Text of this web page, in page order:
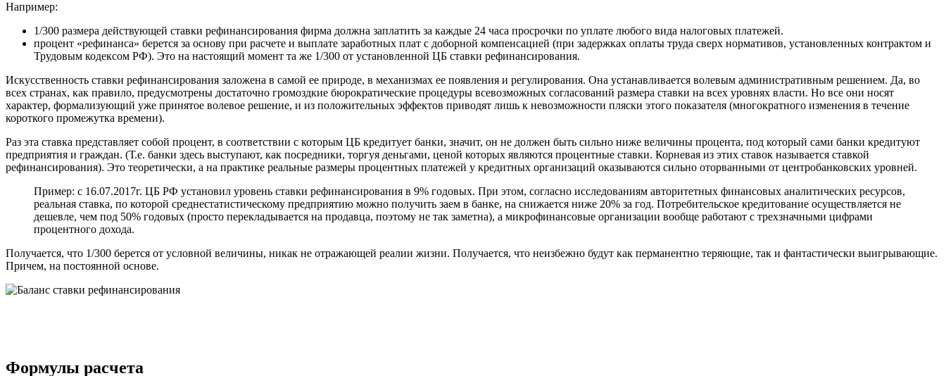
Например:
1/300 размера действующей ставки рефинансирования фирма должна заплатить за каждые 24 часа просрочки по уплате любого вида налоговых платежей.
процент «рефинанса» берется за основу при расчете и выплате заработных плат с доборной компенсацией (при задержках оплаты труда сверх нормативов, установленных контрактом и
Трудовым кодексом РФ). Это на настоящий момент та же 1/300 от установленной ЦБ ставки рефинансирования.
Искусственность ставки рефинансирования заложена в самой ее природе, в механизмах ее появления и регулирования. Она устанавливается волевым административным решением. Да, во
всех странах, как правило, предусмотрены достаточно громоздкие бюрократические процедуры всевозможных согласований размера ставки на всех уровнях власти. Но все они носят
характер, формализующий уже принятое волевое решение, и из положительных эффектов приводят лишь к невозможности пляски этого показателя (многократного изменения в течение
короткого промежутка времени).
Раз эта ставка представляет собой процент, в соответствии с которым ЦБ кредитует банки, значит, он не должен быть сильно ниже величины процента, под который сами банки кредитуют
предприятия и граждан. (Т.е. банки здесь выступают, как посредники, торгуя деньгами, ценой которых являются процентные ставки. Корневая из этих ставок называется ставкой
рефинансирования). Это теоретически, а на практике реальные размеры процентных платежей у кредитных организаций оказываются сильно оторванными от центробанковских уровней.
Пример: с 16.07.2017г. ЦБ РФ установил уровень ставки рефинансирования в 9% годовых. При этом, согласно исследованиям авторитетных финансовых аналитических ресурсов,
реальная ставка, по которой среднестатистическому предприятию можно получить заем в банке, на снижается ниже 20% за год. Потребительское кредитование осуществляется не
дешевле, чем под 50% годовых (просто перекладывается на продавца, поэтому не так заметна), а микрофинансовые организации вообще работают с трехзначными цифрами
процентного дохода.
Получается, что 1/300 берется от условной величины, никак не отражающей реалии жизни. Получается, что неизбежно будут как перманентно теряющие, так и фантастически выигрывающие.
Причем, на постоянной основе.
Формулы расчета